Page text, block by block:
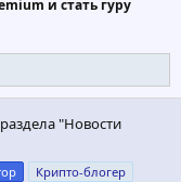
и стать гуру
"Новости
Крипто-блогер